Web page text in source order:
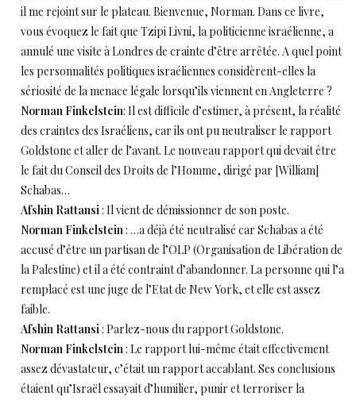
il me rejoint sur le plateau. Bienvenue, Norman. Dans ce livre,
vous évoquez le fait que Tzipi Livni, la politicienne israélienne, a
annulé une visite à Londres de crainte d’être arrêtée. A quel point
les personnalités politiques israéliennes considèrent-elles la
sériosité de la menace légale lorsqu’ils viennent en Angleterre ?
Norman Finkelstein: Il est difficile d’estimer, à présent, la réalité
des craintes des Israéliens, car ils ont pu neutraliser le rapport
Goldstone et aller de l’avant. Le nouveau rapport qui devait être
le fait du Conseil des Droits de l’Homme, dirigé par [William]
Schabas…
Afshin Rattansi: Il vient de démissionner de son poste.
Norman Finkelstein: …a déjà été neutralisé car Schabas a été
accusé d’être un partisan de l’OLP (Organisation de Libération de
la Palestine) et il a été contraint d’abandonner. La personne qui l’a
remplacé est une juge de l’Etat de New York, et elle est assez
faible.
Afshin Rattansi: Parlez-nous du rapport Goldstone.
Norman Finkelstein: Le rapport lui-même était effectivement
assez dévastateur, c’était un rapport accablant. Ses conclusions
étaient qu’Israël essayait d’humilier, punir et terroriser la